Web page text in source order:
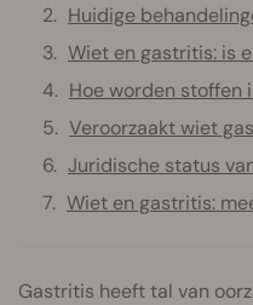
Huidige
Wiet en gastritis: is
Hoe worden stoffen
Veroorzaakt wiet
Juridische status
Wiet en gastritis:
Gastritis heeft tal van